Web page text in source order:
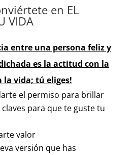
en EL
VIDA
entre una persona feliz y
es la actitud con la
la vida; tú eliges!
el permiso para brillar
para que te guste tu
valor
versión que has